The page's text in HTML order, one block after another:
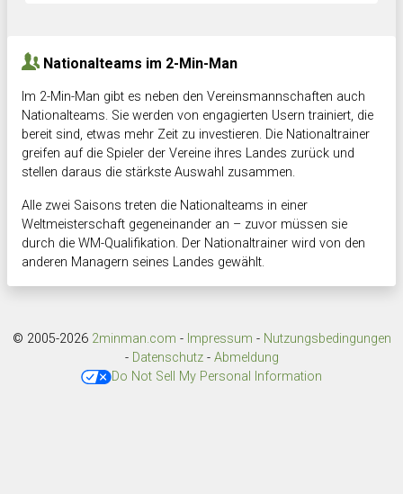
Nationalteams im 2-Min-Man
Im 2-Min-Man gibt es neben den Vereinsmannschaften auch
Nationalteams. Sie werden von engagierten Usern trainiert, die
bereit sind, etwas mehr Zeit zu investieren. Die Nationaltrainer
greifen auf die Spieler der Vereine ihres Landes zurück und
stellen daraus die stärkste Auswahl zusammen.
Alle zwei Saisons treten die Nationalteams in einer
Weltmeisterschaft gegeneinander an – zuvor müssen sie
durch die WM-Qualifikation. Der Nationaltrainer wird von den
anderen Managern seines Landes gewählt.
© 2005-2026 2minman.com - Impressum - Nutzungsbedingungen
- Datenschutz- Abmeldung
Do Not Sell My Personal Information